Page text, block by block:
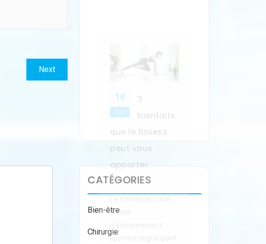
NextNext
post:
Lire la suite
CATÉGORIES
Bien-être
Chirurgie